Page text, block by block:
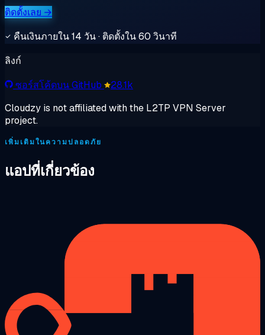
ติดตั้งเลย →
คืนเงินภายใน 14 วัน · ติดตั้งใน 60 วินาที
ลิงก์
ซอร์สโค้ดบน GitHub
28.1k
Cloudzy is not affiliated with the L2TP VPN Server
project.
เพิ่มเติมในความปลอดภัย
แอปที่เกี่ยวข้อง